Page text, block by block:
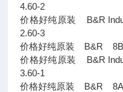
4.60-2
价格好纯原装 B&R
2.60-3
价格好纯原装
价格好纯原装 B&R
3.60-1
价格好纯原装